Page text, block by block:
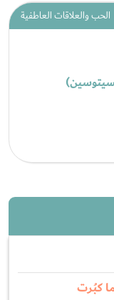
الحب والعلاقات العاطفية
كبُرت